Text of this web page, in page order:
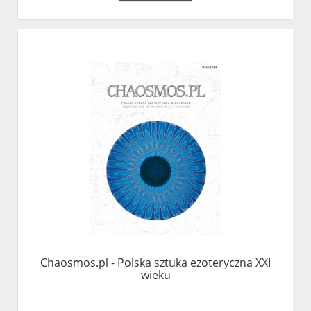
Chaosmos.pl - Polska sztuka ezoteryczna XXI
wieku